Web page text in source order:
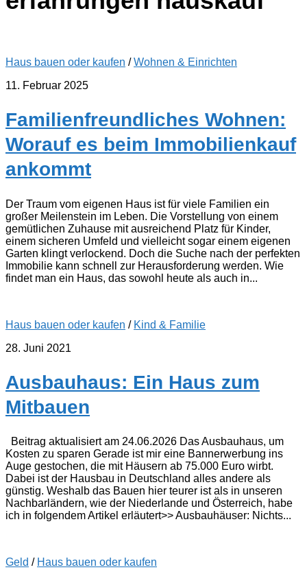
Haus bauen oder kaufen /Wohnen & Einrichten
11. Februar 2025
Familienfreundliches Wohnen:
Worauf es beim Immobilienkauf
ankommt
Der Traum vom eigenen Haus ist für viele Familien ein
großer Meilenstein im Leben. Die Vorstellung von einem
gemütlichen Zuhause mit ausreichend Platz für Kinder,
einem sicheren Umfeld und vielleicht sogar einem eigenen
Garten klingt verlockend. Doch die Suche nach der perfekten
Immobilie kann schnell zur Herausforderung werden. Wie
findet man ein Haus, das sowohl heute als auch in...
Haus bauen oder kaufen / Kind & Familie
28. Juni 2021
Ausbauhaus: Ein Haus zum
Mitbauen
Beitrag aktualisiert am 24.06.2026 Das Ausbauhaus, um
Kosten zu sparen Gerade ist mir eine Bannerwerbung ins
Auge gestochen, die mit Häusern ab 75.000 Euro wirbt.
Dabei ist der Hausbau in Deutschland alles andere als
günstig. Weshalb das Bauen hier teurer ist als in unseren
Nachbarländern, wie der Niederlande und Österreich, habe
ich in folgendem Artikel erläutert>> Ausbauhäuser: Nichts...
Geld / Haus bauen oder kaufen